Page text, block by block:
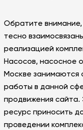
Обратите
тесно
реализацией
Насосов, насосное
Москве занимаются
работы в данной
продвижения
ресурс приносить
проведении